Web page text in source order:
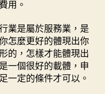
用。
業是屬於服務業，是
怎麼更好的體現出你
的，怎樣才能體現出
一個很好的載體，申
一定的條件才可以。